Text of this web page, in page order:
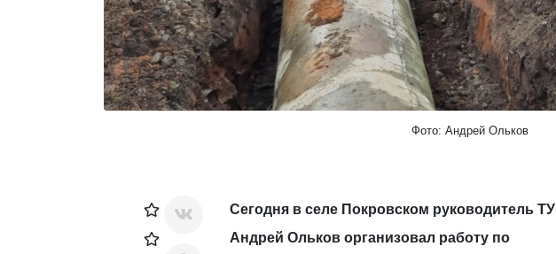
Фото: Андрей Ольков
Сегодня в селе Покровском руководитель ТУ
Андрей Ольков организовал работу по